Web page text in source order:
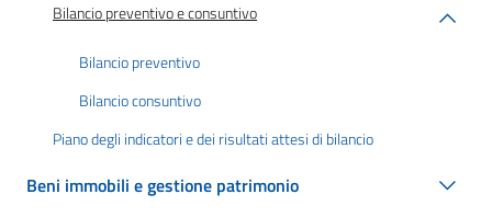
Bilancio preventivo e consuntivo
Bilancio preventivo
Bilancio consuntivo
Piano degli indicatori e dei risultati attesi di bilancio
Beni immobili e gestione patrimonio